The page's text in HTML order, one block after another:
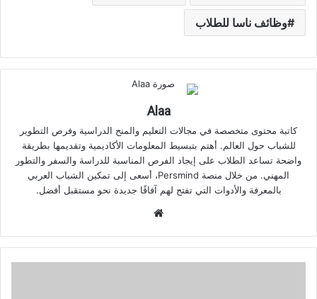
وظائف ناسا للطلاب
Alaa
كاتبة محتوى متخصصة في مجالات التعليم والمنح الدراسية وفرص التطوير
للشباب حول العالم. أهتم بتبسيط المعلومات الأكاديمية وتقديمها بطريقة
واضحة تساعد الطلاب على إيجاد الفرص المناسبة للدراسة والسفر والتطور
المهني. من خلال منصة Persmind، أسعى إلى تمكين الشباب العربي
بالمعرفة والأدوات التي تفتح لهم آفاقًا جديدة نحو مستقبل أفضل.